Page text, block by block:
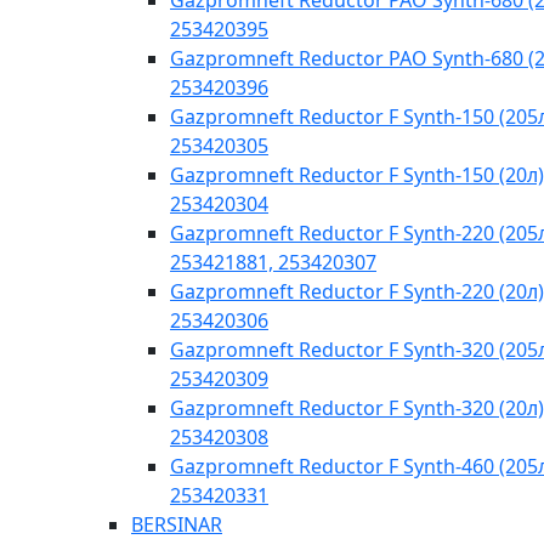
253420395
Gazpromneft Reductor PAO Synth-680
253420396
Gazpromneft Reductor F Synth-150
253420305
Gazpromneft Reductor F Synth-150 (20л)
253420304
Gazpromneft Reductor F Synth-220
253421881, 253420307
Gazpromneft Reductor F Synth-220 (20л)
253420306
Gazpromneft Reductor F Synth-320
253420309
Gazpromneft Reductor F Synth-320 (20л)
253420308
Gazpromneft Reductor F Synth-460
253420331
BERSINAR